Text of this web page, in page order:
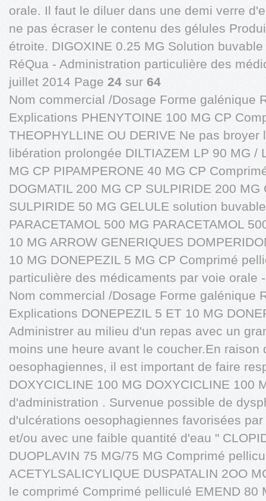
orale. Il faut le diluer dans une demi verre
ne pas écraser le contenu des gélules
étroite. DIGOXINE 0.25 MG Solution
RéQua - Administration particulière des
juillet 2014 Page 24 sur 64
Nom commercial /Dosage Forme galénique
Explications PHENYTOINE 100 MG CP
THEOPHYLLINE OU DERIVE Ne pas
libération prolongée DILTIAZEM LP 90 MG /
MG CP PIPAMPERONE 40 MG CP
DOGMATIL 200 MG CP SULPIRIDE 200
SULPIRIDE 50 MG GELULE solution
PARACETAMOL 500 MG PARACETAMOL
10 MG ARROW GENERIQUES
10 MG DONEPEZIL 5 MG CP Comprimé
particulière des médicaments par voie orale
Nom commercial /Dosage Forme galénique
Explications DONEPEZIL 5 ET 10 MG
Administrer au milieu d'un repas avec un
moins une heure avant le coucher.En raison
oesophagiennes, il est important de faire
DOXYCICLINE 100 MG DOXYCICLINE 100
d'administration . Survenue possible de
d'ulcérations oesophagiennes favorisées
et/ou avec une faible quantité d'eau "
DUOPLAVIN 75 MG/75 MG Comprimé
ACETYLSALICYLIQUE DUSPATALIN 2OO
le comprimé Comprimé pelliculé EMEND 80